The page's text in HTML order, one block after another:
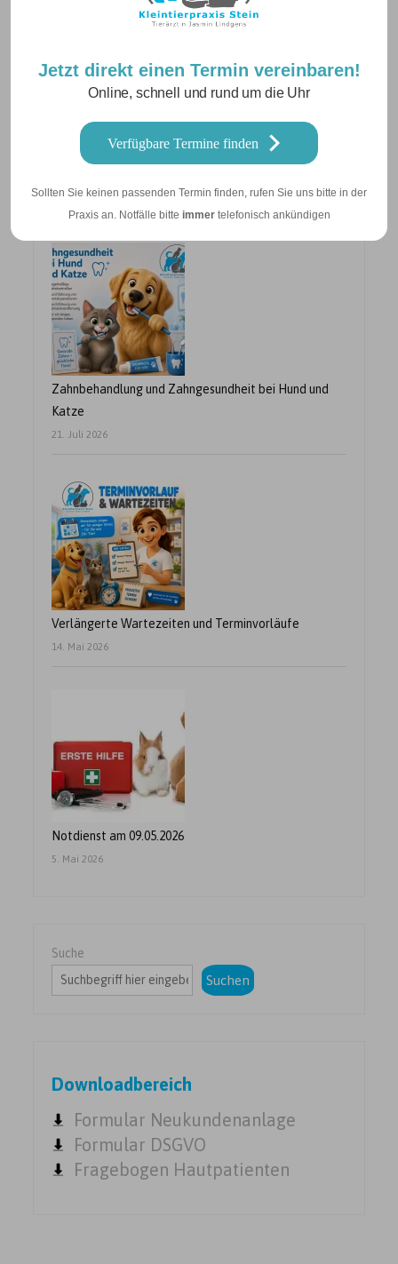
Jetzt direkt einen Termin vereinbaren!
Online, schnell und rund um die Uhr
Verfügbare Termine finden
Sollten Sie keinen passenden Termin finden, rufen Sie uns bitte in der
Praxis an. Notfälle bitte immertelefonisch ankündigen
24. Juli 2026
Zahnbehandlung und Zahngesundheit bei Hund und
Katze
21. Juli 2026
Verlängerte Wartezeiten und Terminvorläufe
14. Mai 2026
Notdienst am 09.05.2026
5. Mai 2026
Suche
Suchen
Downloadbereich
Formular Neukundenanlage
Formular DSGVO
Fragebogen Hautpatienten